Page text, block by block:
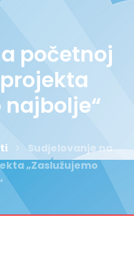
početnoj
najbolje“
Sudjelovanje na
„Zaslužujemo